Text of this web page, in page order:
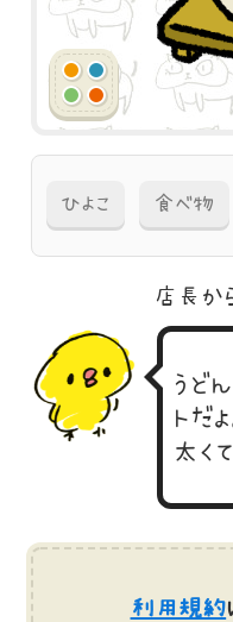
ひよこ 食べ物
店長か
うど
トだよ
太く
利用規約